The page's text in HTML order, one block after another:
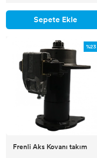
Sepete Ekle
%23
Frenli Aks Kovanı takım